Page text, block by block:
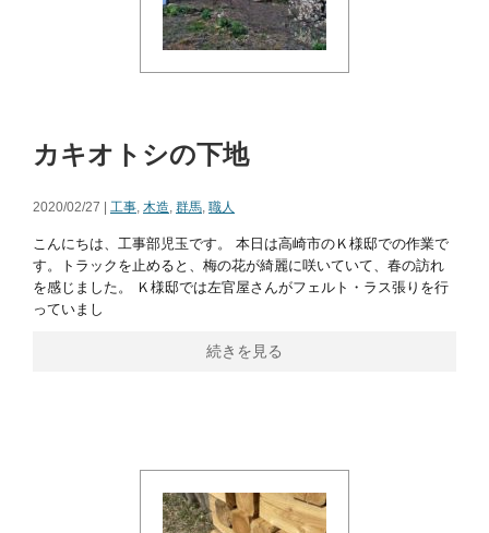
カキオトシの下地
2020/02/27 | 工事, 木造, 群馬, 職人
こんにちは、工事部児玉です。 本日は高崎市のＫ様邸での作業で
す。トラックを止めると、梅の花が綺麗に咲いていて、春の訪れ
を感じました。 Ｋ様邸では左官屋さんがフェルト・ラス張りを行
っていまし
続きを見る